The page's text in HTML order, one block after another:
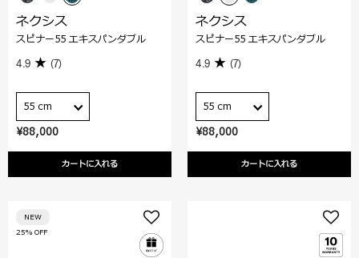
¥88,000
カートに入れる
ネクシス
スピナー55 エキスパンダブル
4.9 (7)
55 cm
¥88,000
カートに入れる
ネクシス
スピナー55 エキスパンダブル
4.9 (7)
55 cm
25% OFF
NEW